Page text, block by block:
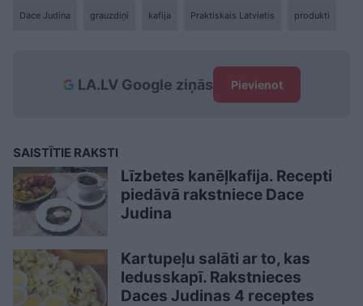
Dace Judina grauzdiņi kafija Praktiskais Latvietis produkti
LA.LV Google ziņās Pievienot
SAISTĪTIE RAKSTI
Līzbetes kanēļkafija. Recepti
piedāvā rakstniece Dace
Judina
Kartupeļu salāti ar to, kas
ledusskapī. Rakstnieces
Daces Judinas 4 receptes